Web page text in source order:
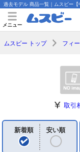
過去モデル 商品一覧｜ムスビー【
メニュー
ムスビー トップ フィ
取引
新着順
安い順